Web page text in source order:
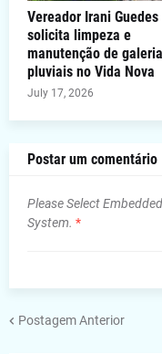
Vereador Irani Guedes
solicita limpeza e
manutenção de
pluviais no Vida Nova
July 17, 2026
Postar um comentário
Please Select
System. *
Postagem Anterior